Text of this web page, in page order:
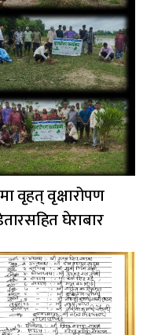
वृहत् वृक्षारोपण
घेराबार